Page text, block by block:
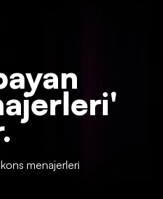
menajerleri